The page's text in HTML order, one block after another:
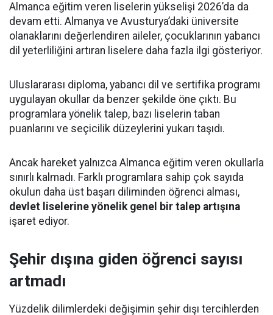
Almanca eğitim veren liselerin yükselişi 2026’da da
devam etti. Almanya ve Avusturya’daki üniversite
olanaklarını değerlendiren aileler, çocuklarının yabancı
dil yeterliliğini artıran liselere daha fazla ilgi gösteriyor.
Uluslararası diploma, yabancı dil ve sertifika programı
uygulayan okullar da benzer şekilde öne çıktı. Bu
programlara yönelik talep, bazı liselerin taban
puanlarını ve seçicilik düzeylerini yukarı taşıdı.
Ancak hareket yalnızca Almanca eğitim veren okullarla
sınırlı kalmadı. Farklı programlara sahip çok sayıda
okulun daha üst başarı diliminden öğrenci alması,
devlet liselerine yönelik genel bir talep artışına
işaret ediyor.
Şehir dışına giden öğrenci sayısı
artmadı
Yüzdelik dilimlerdeki değişimin şehir dışı tercihlerden